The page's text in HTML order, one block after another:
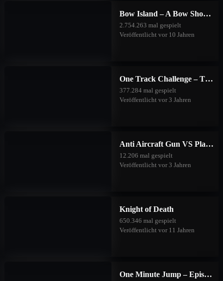
Bow Island – A Bow Shooting Game
2.754.263 mal gespielt
Veröffentlicht vor 10 Jahren
One Track Challenge – The Good Forest
377.284 mal gespielt
Veröffentlicht vor 3 Jahren
Anti Aircraft Gun VS Planes
12.206 mal gespielt
Veröffentlicht vor 3 Jahren
Knight of Death
650.346 mal gespielt
Veröffentlicht vor 11 Jahren
One Minute Jump – Episode One